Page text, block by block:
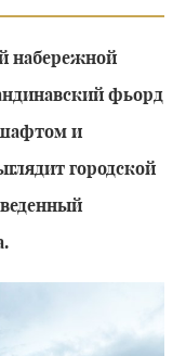
набережной
фьорд
и
городской